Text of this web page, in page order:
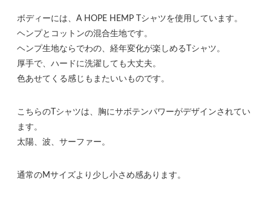
ボディーには、A HOPE HEMP Tシャツを使用しています。
ヘンプとコットンの混合生地です。
ヘンプ生地ならでわの、経年変化が楽しめるTシャツ。
厚手で、ハードに洗濯しても大丈夫。
色あせてくる感じもまたいいものです。
こちらのTシャツは、胸にサボテンパワーがデザインされてい
ます。
太陽、波、サーファー。
通常のMサイズより少し小さめ感あります。